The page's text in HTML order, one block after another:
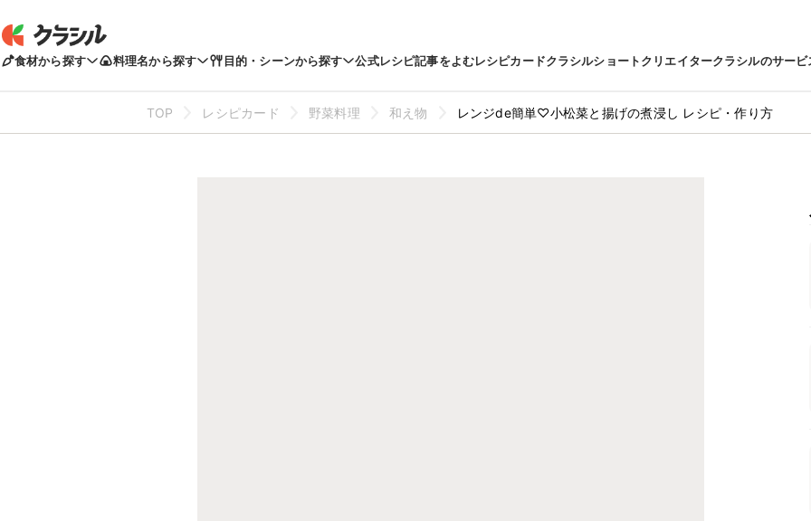
食材から探す 料理名から探す 目的・シーンから探す 公式レシピ記事をよむレシピカードクラシルショートクリエイタークラシルのサービ
TOP レシピカード 野菜料理 和え物 レンジde簡単♡小松菜と揚げの煮浸し レシピ・作り方